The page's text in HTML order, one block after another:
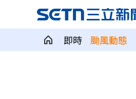
即時 颱風動態